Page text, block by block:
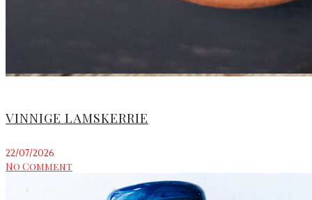
VINNIGE LAMSKERRIE
22/07/2026
No Comment